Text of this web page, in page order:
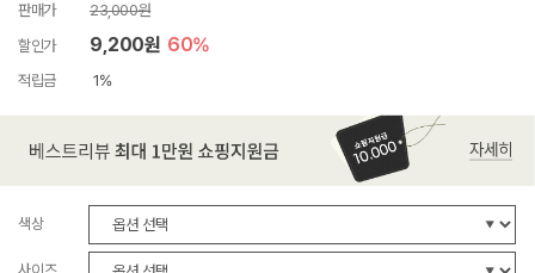
판매가
23,000원
할인가
9,200원 60%
적립금 1%
색상